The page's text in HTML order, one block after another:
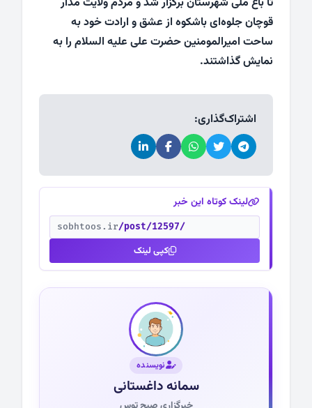
قوچان جلوه‌ای باشکوه از عشق و ارادت خود به
ساحت امیرالمومنین حضرت علی علیه السلام را به
نمایش گذاشتند.
اشتراک‌گذاری:
لینک کوتاه این خبر
sobhtoos.ir/post/12597/
کپی لینک
نویسنده
سمانه داغستانی